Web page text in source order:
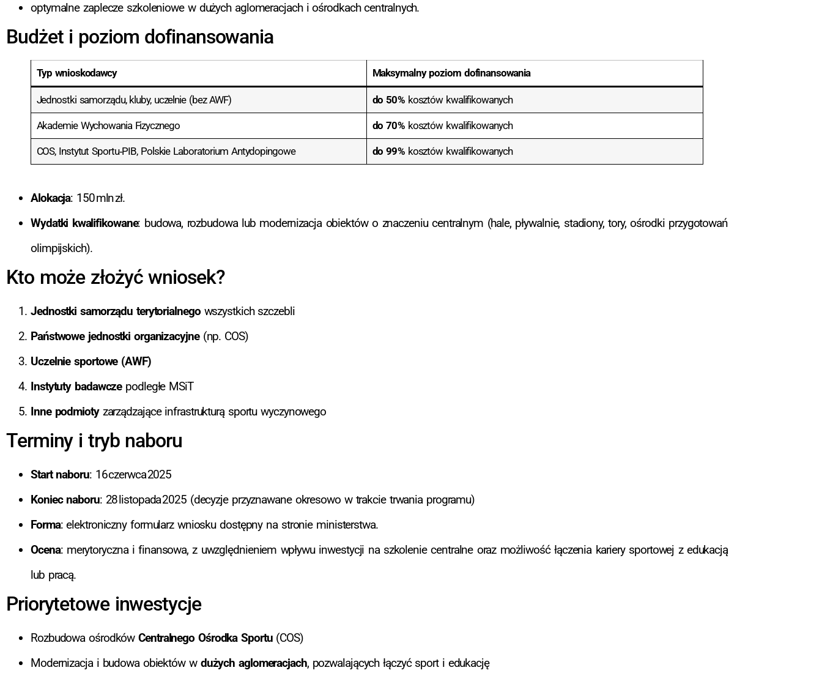
optymalne zaplecze szkoleniowe w dużych aglomeracjach i ośrodkach centralnych.
Budżet i poziom dofinansowania
Typ wnioskodawcy Maksymalny poziom dofinansowania
Jednostki samorządu, kluby, uczelnie (bez AWF) do 50 %kosztów kwalifikowanych
Akademie Wychowania Fizycznego do 70 %kosztów kwalifikowanych
COS, Instytut Sportu‑PIB, Polskie Laboratorium Antydopingowe do 99 %kosztów kwalifikowanych
Alokacja: 150 mln zł.
Wydatki kwalifikowane: budowa, rozbudowa lub modernizacja obiektów o znaczeniu centralnym (hale, pływalnie, stadiony, tory, ośrodki przygotowań
olimpijskich).
Kto może złożyć wniosek?
Jednostki samorządu terytorialnegowszystkich szczebli
Państwowe jednostki organizacyjne(np. COS)
Uczelnie sportowe (AWF)
Instytuty badawczepodległe MSiT
Inne podmiotyzarządzające infrastrukturą sportu wyczynowego
Terminy i tryb naboru
Start naboru: 16 czerwca 2025
Koniec naboru: 28 listopada 2025 (decyzje przyznawane okresowo w trakcie trwania programu)
Forma: elektroniczny formularz wniosku dostępny na stronie ministerstwa.
Ocena: merytoryczna i finansowa, z uwzględnieniem wpływu inwestycji na szkolenie centralne oraz możliwość łączenia kariery sportowej z edukacją
lub pracą.
Priorytetowe inwestycje
Rozbudowa ośrodkówCentralnego Ośrodka Sportu(COS)
Modernizacja i budowa obiektów w dużych aglomeracjach, pozwalających łączyć sport i edukację